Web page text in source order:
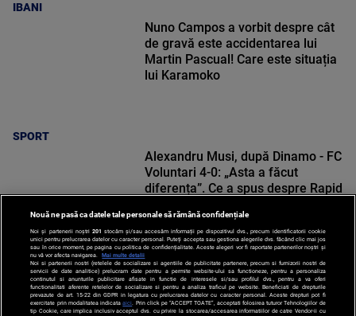
IBANI
SPORT
Nuno Campos a vorbit despre cât
de gravă este accidentarea lui
Martin Pascual! Care este situația
lui Karamoko
SPORT
Alexandru Musi, după Dinamo - FC
Voluntari 4-0: „Asta a făcut
diferența”. Ce a spus despre Rapid
Nouă ne pasă ca datele tale personale să rămână confidențiale
Noi și partenerii noștri 201 stocăm și/sau accesăm informații pe dispozitivul dvs., precum identificatorii cookie
unici pentru prelucrarea datelor cu caracter personal. Puteți accepta sau gestiona alegerile dvs. făcând clic mai jos
sau în orice moment, pe pagina cu politica de confidențialitate. Aceste alegeri vor fi raportate partenerilor noștri și
nu vă vor afecta navigarea.
Mai multe detalii
Noi si partenerii nostri (retelele de socializare si agentiile de publicitate partenere, precum si furnizorii nostri de
servicii de date analitice) prelucram date pentru a permite website-ului sa functioneze, pentru a personaliza
continutul si anunturile publicitare afisate in functie de interesele si/sau profilul dvs., pentru a va oferi
functionalitati aferente retelelor de socializare si pentru a analiza traficul pe website. Beneficiati de drepturile
prevazute de art. 15-22 din GDPR in legatura cu prelucrarea datelor cu caracter personal. Aceste drepturi pot fi
exercitate prin modalitatea indicataaici . Prin click pe “ACCEPT TOATE”, acceptati folosirea tuturor Tehnologiilor de
tip Cookie, care implica inclusiv acceptul dvs. cu privire la stocarea/accesarea informatiilor de catre Vendor-ii cu